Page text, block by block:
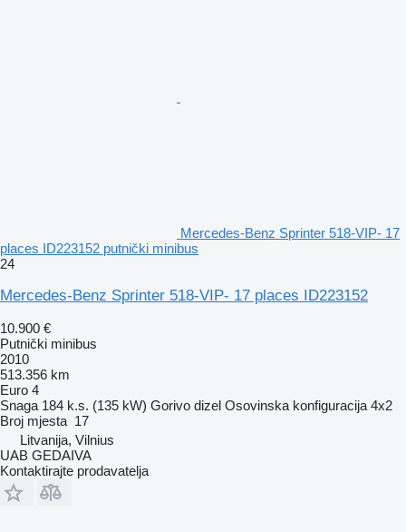
Mercedes-Benz Sprinter 518-VIP- 17
places ID223152 putnički minibus
24
Mercedes-Benz Sprinter 518-VIP- 17 places ID223152
10.900 €
Putnički minibus
2010
513.356 km
Euro 4
Snaga 184 k.s. (135 kW) Gorivo dizel Osovinska konfiguracija 4x2
Broj mjesta 17
Litvanija, Vilnius
UAB GEDAIVA
Kontaktirajte prodavatelja